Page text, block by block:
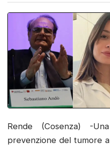
Rende (Cosenza) -
prevenzione del tumore